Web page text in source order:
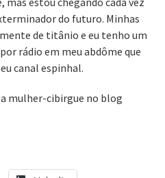
do futuro. Minhas
de titânio e eu tenho um
rádio em meu abdôme que
canal espinhal.
mulher-cibirgue no blog